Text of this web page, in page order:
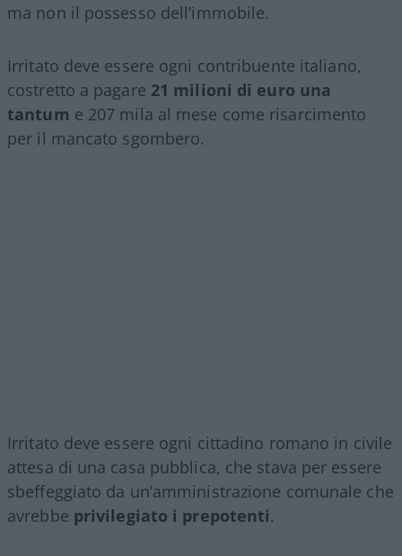
ma non il possesso dell’immobile.
Irritato deve essere ogni contribuente italiano,
costretto a pagare 21 milioni di euro una
tantum e 207 mila al mese come risarcimento
per il mancato sgombero.
Irritato deve essere ogni cittadino romano in civile
attesa di una casa pubblica, che stava per essere
sbeffeggiato da un’amministrazione comunale che
avrebbe privilegiato i prepotenti.